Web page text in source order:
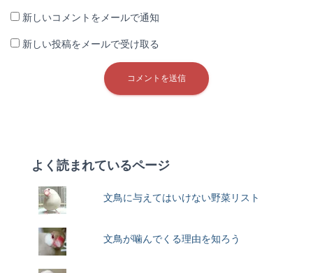
新しいコメントをメールで通知
新しい投稿をメールで受け取る
よく読まれているページ
文鳥に与えてはいけない野菜リスト
文鳥が噛んでくる理由を知ろう